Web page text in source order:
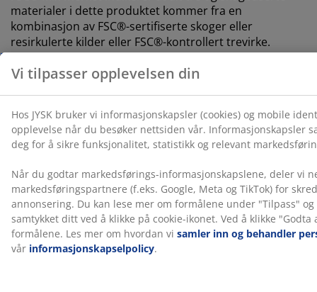
materialer i dette produktet kommer fra en
kombinasjon av FSC®-sertifiserte skoger eller
resirkulerte kilder eller FSC®-kontrollert trevirke.
GREENFIRST®-trekk
Overmadrassens trekk er behandlet med biocidet
GREENFIRST®, som inneholder det aktive stoffet
geraniol. Behandlingen med geraniol har egenskaper
som motvirker midd. Geraniol klassifiseres som
hudirriterende, og direkte hudkontakt bør unngås.
DREAMZONE®
DREAMZONE® er dedikert til å forbedre søvnen din
med individuelle løsninger innen madrasser og senger.
Kvalitet og funksjonalitet har vært essensielt siden
etableringen i Danmark i 2003. DREAMZONE® er